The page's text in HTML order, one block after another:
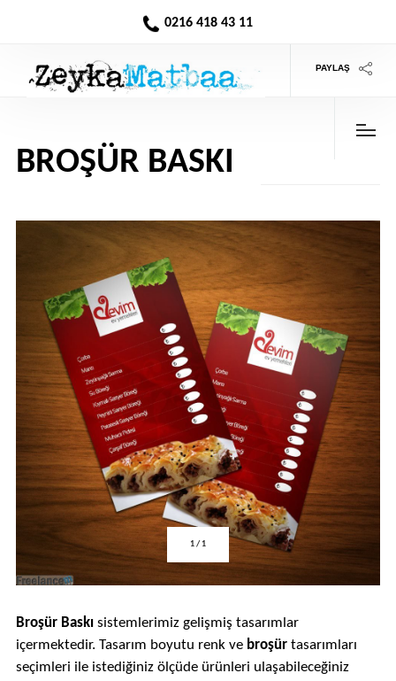
0216 418 43 11
PAYLAŞ
BROŞÜR BASKI
1/1
Broşür Baskısistemlerimiz gelişmiş tasarımlar
içermektedir. Tasarım boyutu renk ve broşürtasarımları
seçimleri ile istediğiniz ölçüde ürünleri ulaşabileceğiniz